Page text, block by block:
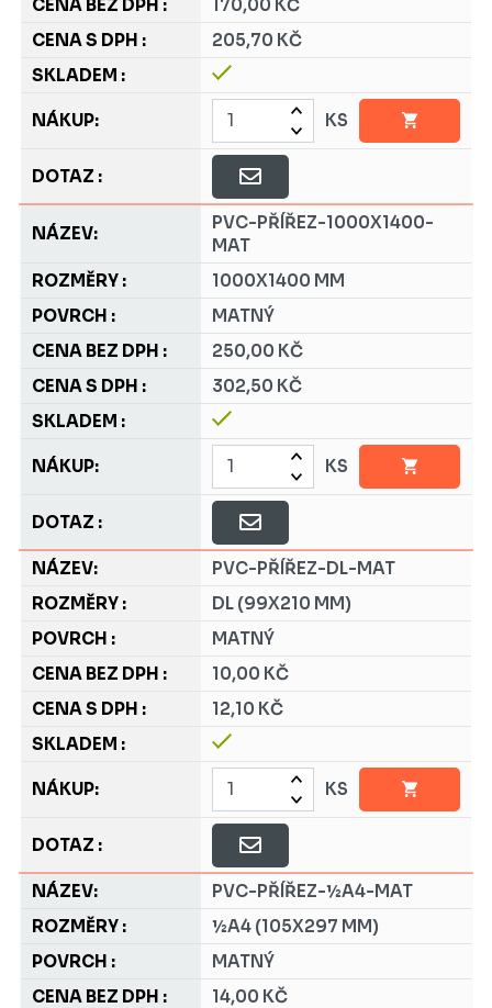
170,00 KČ
205,70 KČ
KS
PVC-PŘÍŘEZ-1000X1400-
MAT
1000X1400 MM
MATNÝ
250,00 KČ
302,50 KČ
KS
PVC-PŘÍŘEZ-DL-MAT
DL (99X210 MM)
MATNÝ
10,00 KČ
12,10 KČ
KS
PVC-PŘÍŘEZ-½A4-MAT
½A4 (105X297 MM)
MATNÝ
14,00 KČ